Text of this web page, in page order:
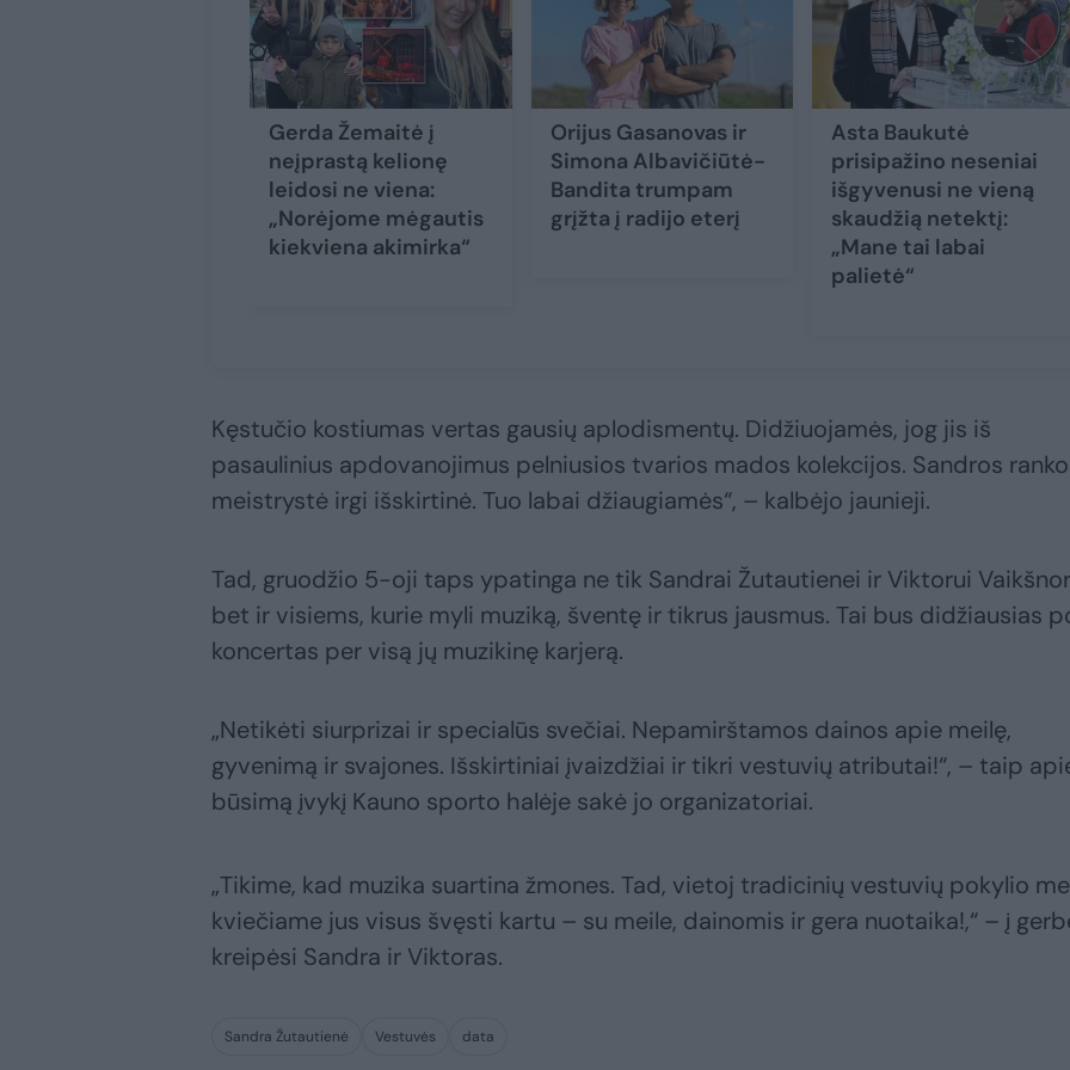
Gerda Žemaitė į
neįprastą kelionę
leidosi ne viena:
„Norėjome mėgautis
kiekviena akimirka“
Orijus Gasanovas ir
Simona Albavičiūtė-
Bandita trumpam
grįžta į radijo eterį
Asta Baukutė
prisipažino neseniai
išgyvenusi ne vieną
skaudžią netektį:
„Mane tai labai
palietė“
Kęstučio kostiumas vertas gausių aplodismentų. Didžiuojamės, jog jis iš
pasaulinius apdovanojimus pelniusios tvarios mados kolekcijos. Sandros
meistrystė irgi išskirtinė. Tuo labai džiaugiamės“, – kalbėjo jaunieji.
Tad, gruodžio 5-oji taps ypatinga ne tik Sandrai Žutautienei ir Viktorui
bet ir visiems, kurie myli muziką, šventę ir tikrus jausmus. Tai bus didžiausias
koncertas per visą jų muzikinę karjerą.
„Netikėti siurprizai ir specialūs svečiai. Nepamirštamos dainos apie meilę,
gyvenimą ir svajones. Išskirtiniai įvaizdžiai ir tikri vestuvių atributai!“, – taip
būsimą įvykį Kauno sporto halėje sakė jo organizatoriai.
„Tikime, kad muzika suartina žmones. Tad, vietoj tradicinių vestuvių pokylio
kviečiame jus visus švęsti kartu – su meile, dainomis ir gera nuotaika!,“ – į
kreipėsi Sandra ir Viktoras.
Sandra Žutautienė Vestuvės data